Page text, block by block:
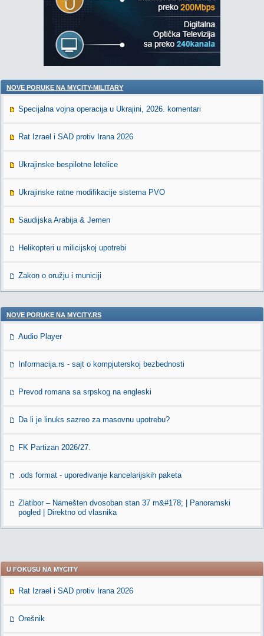
NOVE PORUKE NA MYCITY-MILITARY
Specijalna vojna operacija u Ukrajini, 2026. komentari
Rat Izrael i SAD protiv Irana 2026
Ukrajinske bespilotne letelice
Ukrajinske ratne modifikacije sistema PVO
Saudijska Arabija & Jemen
Helikopteri u milicijskoj upotrebi
Zakon o oružju i municiji
NOVE PORUKE NA MYCITY.RS
Audio Player
Informacija.rs - sajt o kompjuterskoj bezbednosti
Prevod romana sa srpskog na engleski
Da li je linuks sazreo za masovnu upotrebu?
FK Partizan 2026/27.
.ods format - upoređivanje kancelarijskih paketa
Zlatibor – Namešten dvosoban stan 37 m&#178; | Panoramski
pogled | Direktno od vlasnika
U FOKUSU NA MYCITY
Rat Izrael i SAD protiv Irana 2026
Orešnik